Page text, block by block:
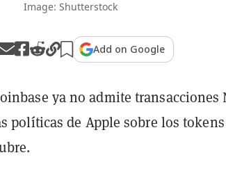
Image: Shutterstock
Add on Google
ya no admite transacciones
políticas de Apple sobre los